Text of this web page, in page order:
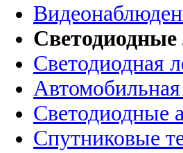
Светодиодная
Светодиодные
Спутниковые